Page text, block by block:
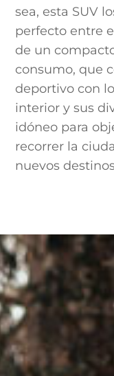
sea, esta SUV
perfecto entre
de un
consumo, que
deportivo con
interior y sus
idóneo para
recorrer la
nuevos